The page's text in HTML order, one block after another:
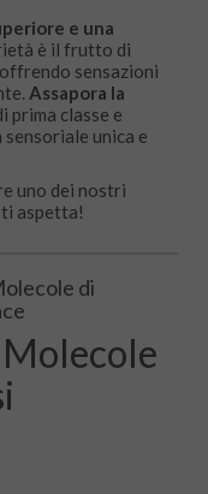
e una
è il frutto di
sensazioni
Assapora la
prima classe e
unica e
uno dei nostri
ti aspetta!
di